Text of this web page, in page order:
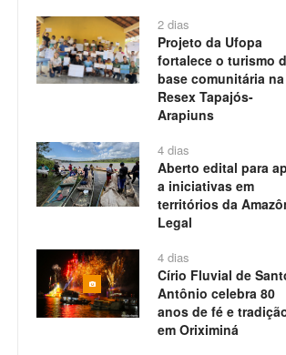
2 dias
Projeto da Ufopa
fortalece o turismo
base comunitária na
Resex Tapajós-
Arapiuns
4 dias
Aberto edital para
a iniciativas em
territórios da
Legal
4 dias
Círio Fluvial de
Antônio celebra 80
anos de fé e
em Oriximiná